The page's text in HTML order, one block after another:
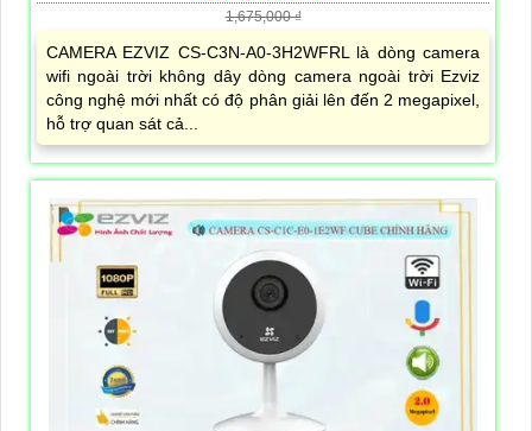
1,675,000 ₫
CAMERA EZVIZ CS-C3N-A0-3H2WFRL là dòng camera
wifi ngoài trời không dây dòng camera ngoài trời Ezviz
công nghệ mới nhất có độ phân giải lên đến 2 megapixel,
hỗ trợ quan sát cả...